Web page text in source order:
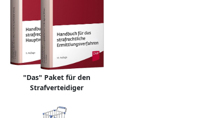
"Das" Paket für den
Strafverteidiger